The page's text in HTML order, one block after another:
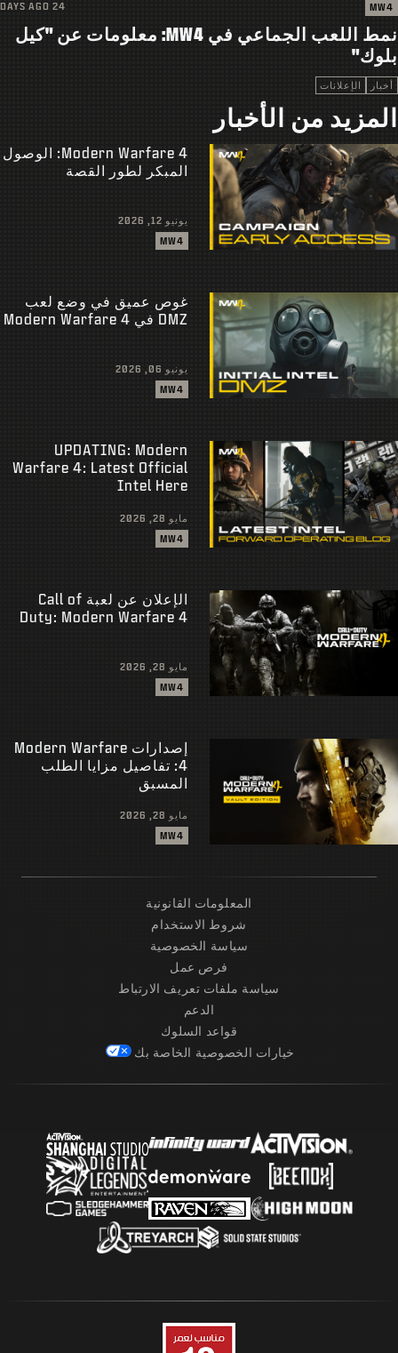
MW4
24 DAYS AGO
نمط اللعب الجماعي في MW4: معلومات عن "كيل
بلوك"
أخبار الإعلانات
المزيد من الأخبار
Modern Warfare 4: الوصول
المبكر لطور القصة
يونيو 12, 2026
MW4
غوص عميق في وضع لعب
DMZ في Modern Warfare 4
يونيو 06, 2026
MW4
UPDATING: Modern
Warfare 4: Latest Official
Intel Here
مايو 28, 2026
MW4
الإعلان عن لعبة Call of
Duty: Modern Warfare 4
مايو 28, 2026
MW4
إصدارات Modern Warfare
4: تفاصيل مزايا الطلب
المسبق
مايو 28, 2026
MW4
المعلومات القانونية
شروط الاستخدام
سياسة الخصوصية
فرص عمل
سياسة ملفات تعريف الارتباط
الدعم
قواعد السلوك
خيارات الخصوصية الخاصة بك